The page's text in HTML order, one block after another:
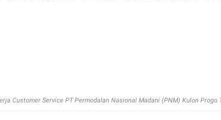
Customer Service PT Permodalan Nasional Madani (PNM) Kulon Progo